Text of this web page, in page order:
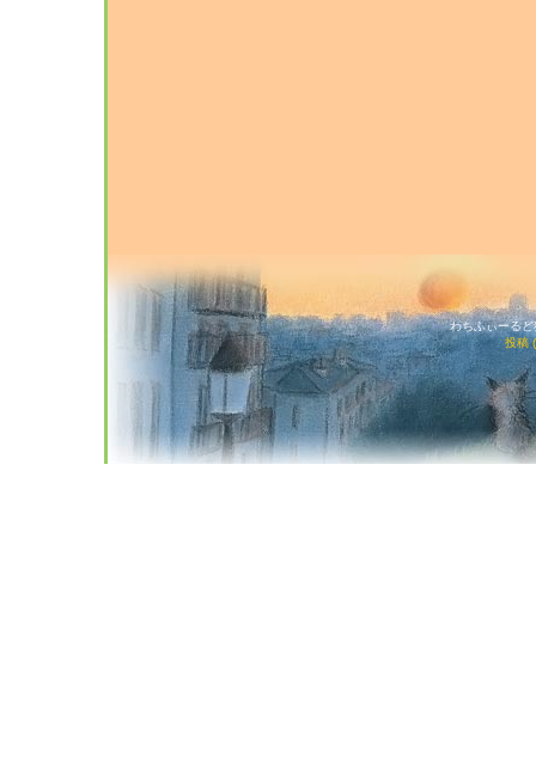
わちふぃーる
投稿